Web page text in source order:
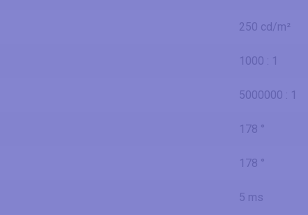
250 cd/m²
1000 : 1
5000000 : 1
178 °
178 °
5 ms